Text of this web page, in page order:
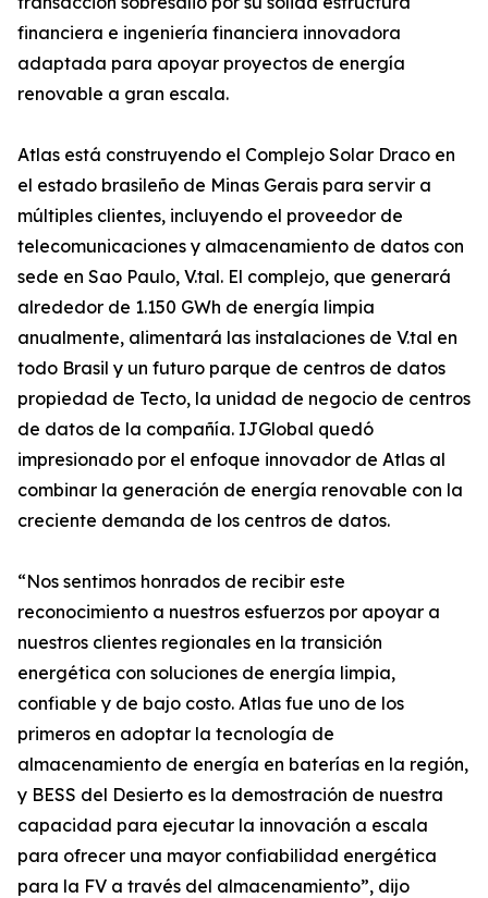
financiera e ingeniería financiera innovadora
adaptada para apoyar proyectos de energía
renovable a gran escala.
Atlas está construyendo el Complejo Solar Draco en
el estado brasileño de Minas Gerais para servir a
múltiples clientes, incluyendo el proveedor de
telecomunicaciones y almacenamiento de datos con
sede en Sao Paulo, V.tal. El complejo, que generará
alrededor de 1.150 GWh de energía limpia
anualmente, alimentará las instalaciones de V.tal en
todo Brasil y un futuro parque de centros de datos
propiedad de Tecto, la unidad de negocio de centros
de datos de la compañía. IJGlobal quedó
impresionado por el enfoque innovador de Atlas al
combinar la generación de energía renovable con la
creciente demanda de los centros de datos.
“Nos sentimos honrados de recibir este
reconocimiento a nuestros esfuerzos por apoyar a
nuestros clientes regionales en la transición
energética con soluciones de energía limpia,
confiable y de bajo costo. Atlas fue uno de los
primeros en adoptar la tecnología de
almacenamiento de energía en baterías en la región,
y BESS del Desierto es la demostración de nuestra
capacidad para ejecutar la innovación a escala
para ofrecer una mayor confiabilidad energética
para la FV a través del almacenamiento”, dijo